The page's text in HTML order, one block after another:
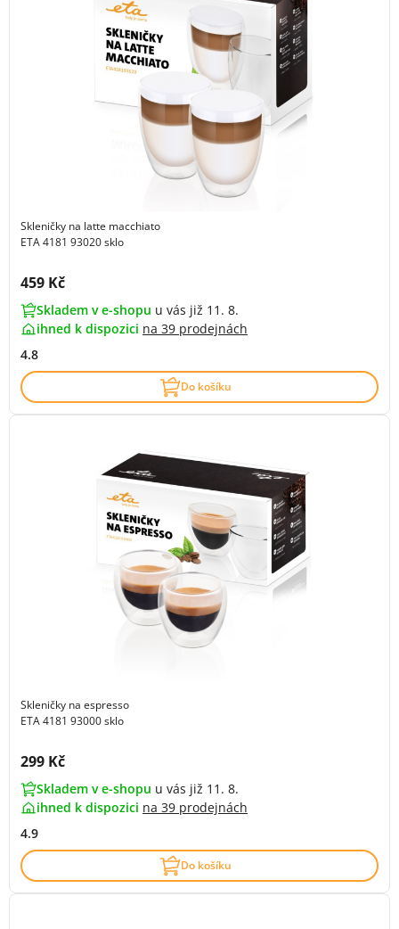
Skleničky na latte macchiato
ETA 4181 93020 sklo
Cena s DPH:
459 Kč
Skladem v e-shopu u vás již 11. 8.
ihned k dispozici na 39 prodejnách
4.8
Do košíku
Skleničky na espresso
ETA 4181 93000 sklo
Cena s DPH:
299 Kč
Skladem v e-shopu u vás již 11. 8.
ihned k dispozici na 39 prodejnách
4.9
Do košíku